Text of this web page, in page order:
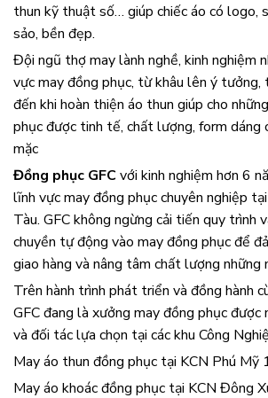
thun kỹ thuật số… giúp chiếc áo có logo,
sảo, bền đẹp.
Đội ngũ thợ may lành nghề, kinh nghiệm
vực may đồng phục, từ khâu lên ý tưởng,
đến khi hoàn thiện áo thun giúp cho
phục được tinh tế, chất lượng, form dáng
mặc
Đồng phục GFCvới kinh nghiệm hơn 6
lĩnh vực may đồng phục chuyên nghiệp
Tàu. GFC không ngừng cải tiến quy trình
chuyền tự động vào may đồng phục để
giao hàng và nâng tâm chất lượng những
Trên hành trình phát triển và đồng hành
GFC đang là xưởng may đồng phục được
và đối tác lựa chọn tại các khu Công
May áo thun đồng phục tại KCN Phú Mỹ
May áo khoác đồng phục tại KCN Đông